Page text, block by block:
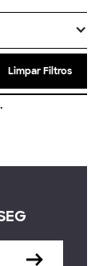
Limpar Filtros